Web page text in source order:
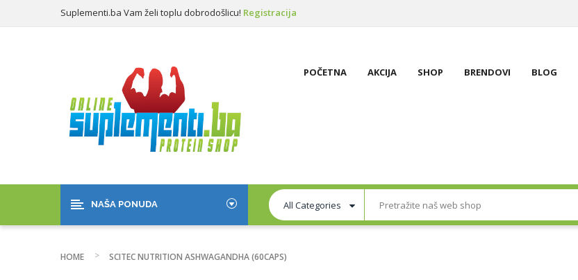
Suplementi.ba Vam želi toplu dobrodošlicu! Registracija
POČETNA AKCIJA SHOP BRENDOVI BLOG
NAŠA PONUDA
HOME SCITEC NUTRITION ASHWAGANDHA (60CAPS)